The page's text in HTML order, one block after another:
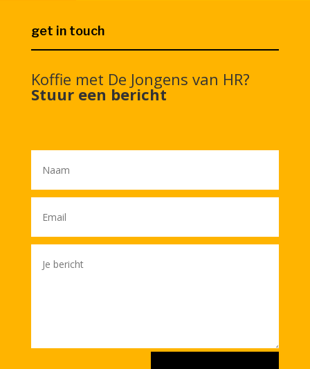
get in touch
Koffie met De Jongens van HR?
Stuur een bericht